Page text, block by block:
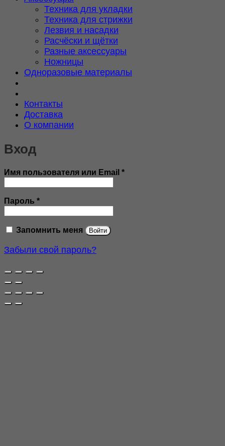
Техника для укладки
Техника для стрижки
Лезвия и насадки
Расчёски и щётки
Разные аксессуары
Ножницы
Одноразовые материалы
Контакты
Доставка
О компании
Вход
Имя пользователя или Email *Обязательно
Пароль *Обязательно
Запомнить меня Войти
Забыли свой пароль?